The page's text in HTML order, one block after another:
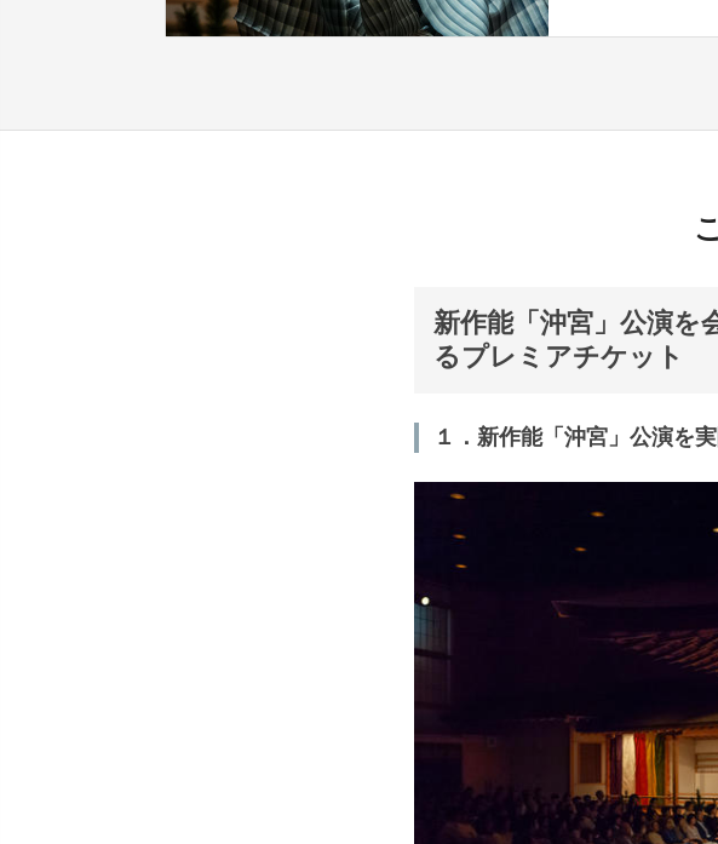
新作能「沖宮」公演を
るプレミアチケット
１．新作能「沖宮」公演を